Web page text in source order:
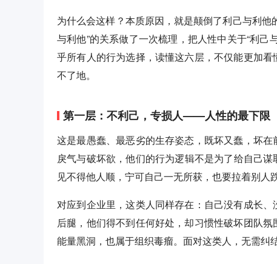
为什么会这样？本质原因，就是颠倒了利己与利
与利他”的关系做了一次梳理，把人性中关于“利
乎所有人的行为选择，读懂这六层，不仅能更加
不了地。
第一层：不利己，专损人——人性的最下限
这是最愚蠢、最恶劣的生存姿态，既坏又蠢，坏
戾气与破坏欲，他们的行为逻辑不是为了给自己
见不得他人顺，宁可自己一无所获，也要拉着别人
对应到企业里，这类人同样存在：自己没有成长
后腿，他们得不到任何好处，却习惯性破坏团队
能量黑洞，也属于组织毒瘤。面对这类人，无需纠